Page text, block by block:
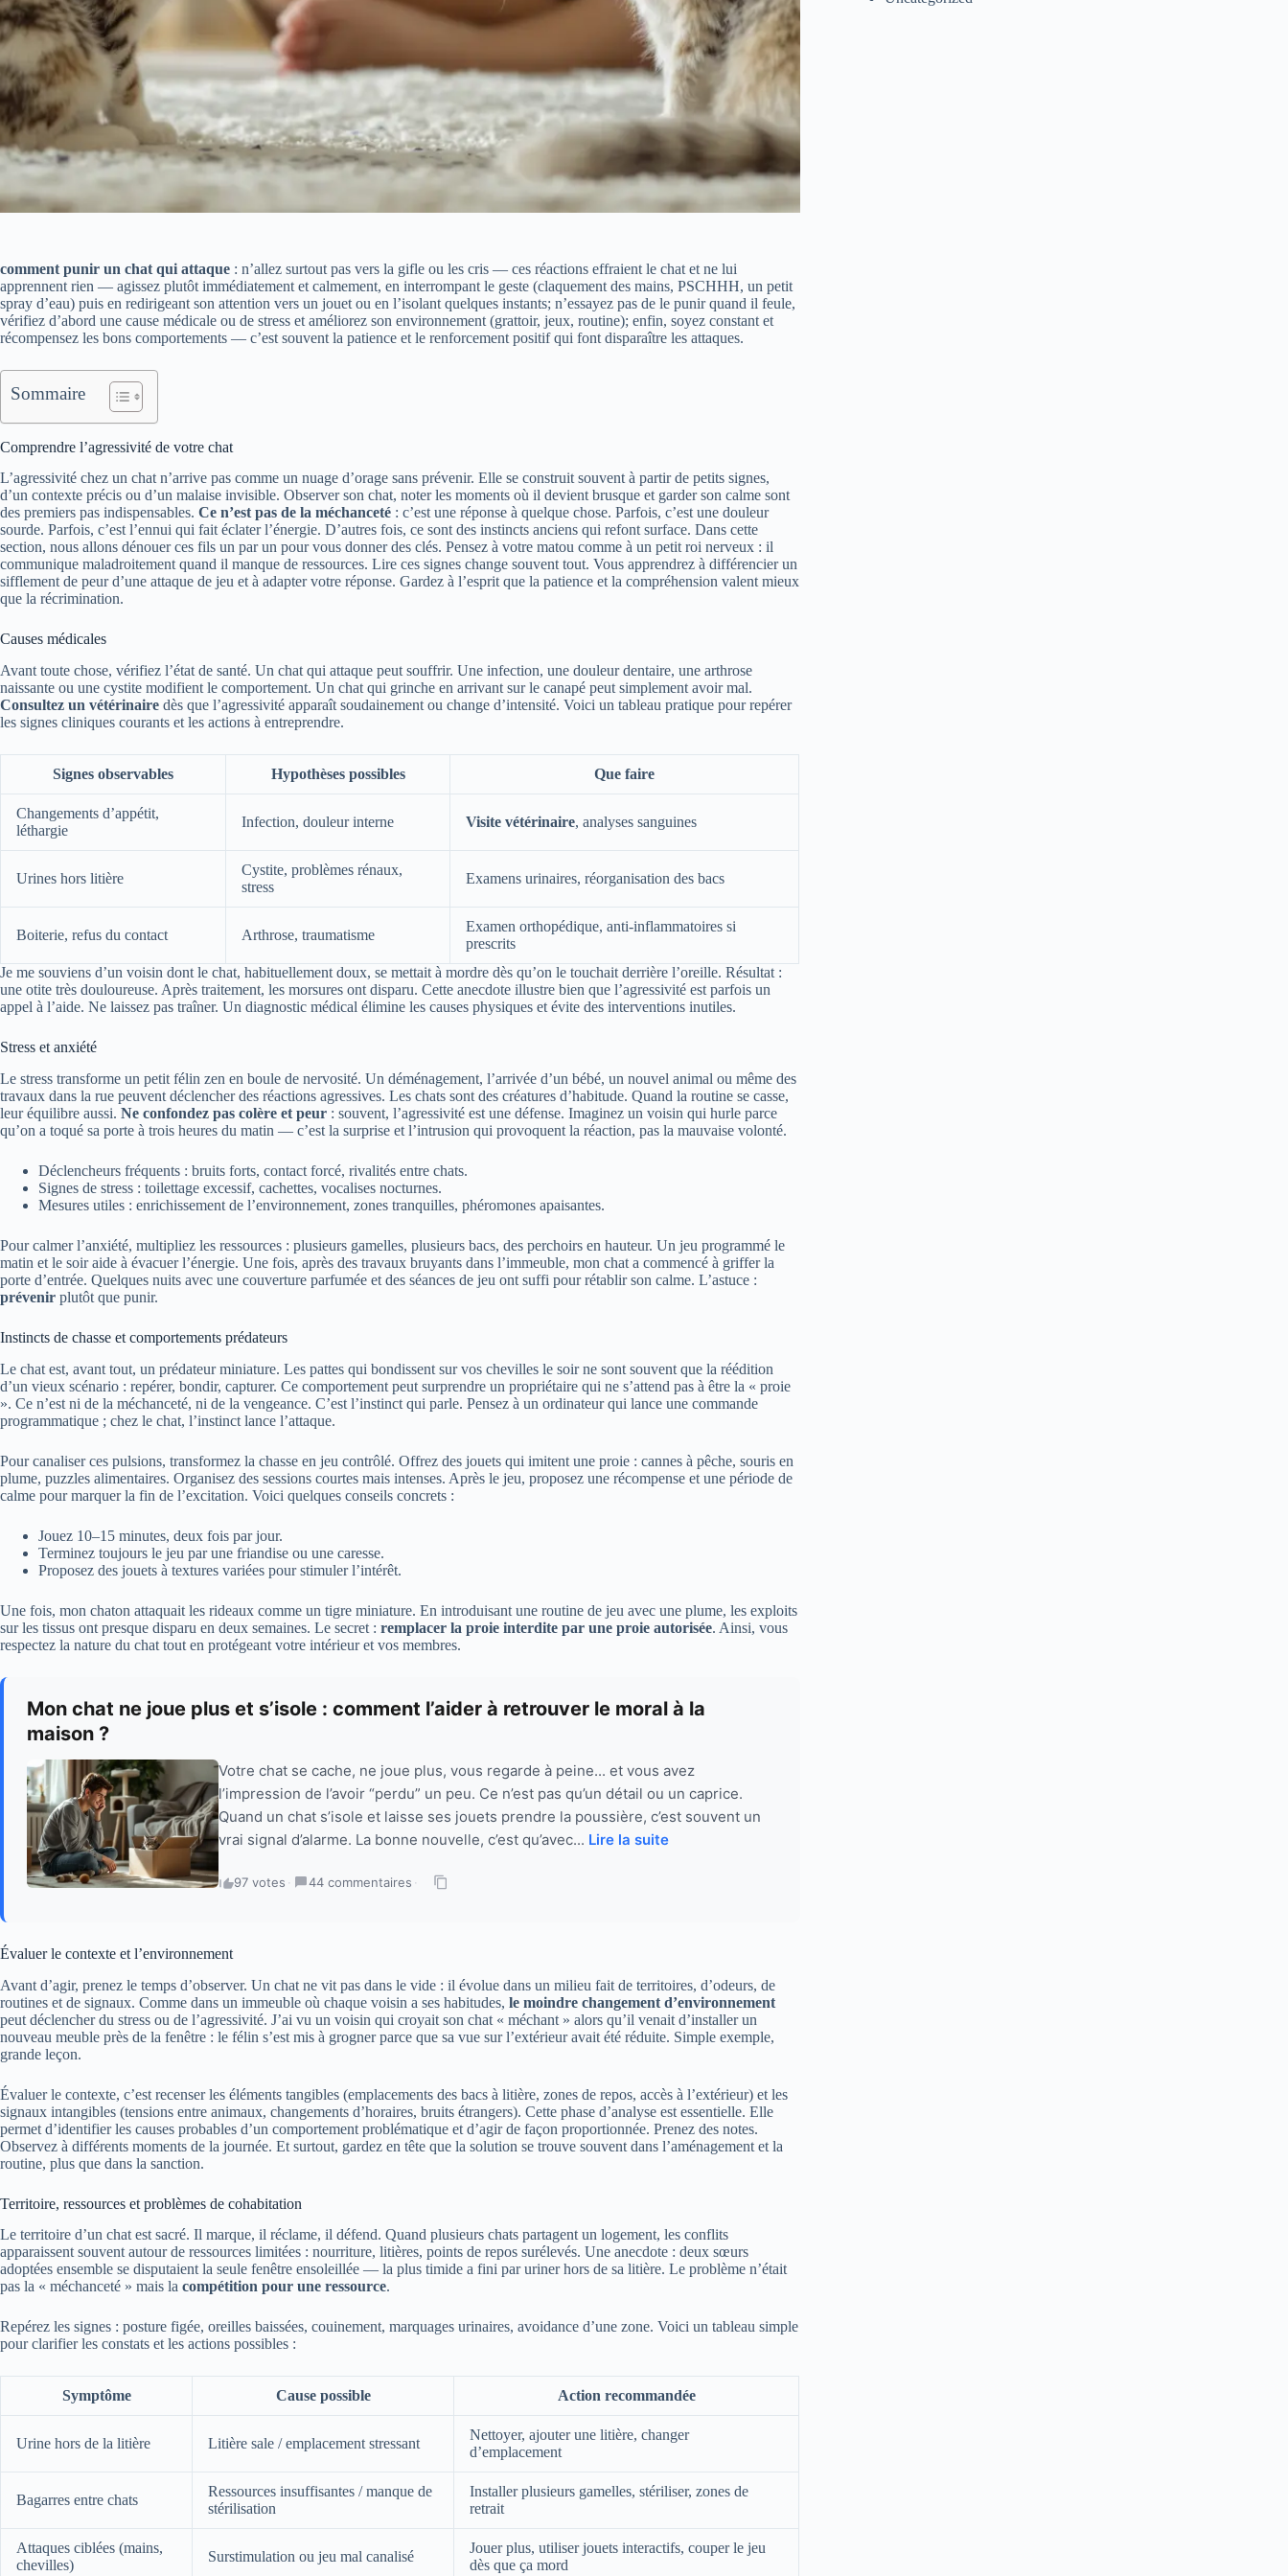
comment punir un chat qui attaque : n’allez surtout pas vers la gifle ou les cris — ces réactions effraient le chat et ne lui
apprennent rien — agissez plutôt immédiatement et calmement, en interrompant le geste (claquement des mains, PSCHHH, un petit
spray d’eau) puis en redirigeant son attention vers un jouet ou en l’isolant quelques instants; n’essayez pas de le punir quand il feule,
vérifiez d’abord une cause médicale ou de stress et améliorez son environnement (grattoir, jeux, routine); enfin, soyez constant et
récompensez les bons comportements — c’est souvent la patience et le renforcement positif qui font disparaître les attaques.
Sommaire
Comprendre l’agressivité de votre chat
L’agressivité chez un chat n’arrive pas comme un nuage d’orage sans prévenir. Elle se construit souvent à partir de petits signes,
d’un contexte précis ou d’un malaise invisible. Observer son chat, noter les moments où il devient brusque et garder son calme sont
des premiers pas indispensables. Ce n’est pas de la méchanceté : c’est une réponse à quelque chose. Parfois, c’est une douleur
sourde. Parfois, c’est l’ennui qui fait éclater l’énergie. D’autres fois, ce sont des instincts anciens qui refont surface. Dans cette
section, nous allons dénouer ces fils un par un pour vous donner des clés. Pensez à votre matou comme à un petit roi nerveux : il
communique maladroitement quand il manque de ressources. Lire ces signes change souvent tout. Vous apprendrez à différencier un
sifflement de peur d’une attaque de jeu et à adapter votre réponse. Gardez à l’esprit que la patience et la compréhension valent mieux
que la récrimination.
Causes médicales
Avant toute chose, vérifiez l’état de santé. Un chat qui attaque peut souffrir. Une infection, une douleur dentaire, une arthrose
naissante ou une cystite modifient le comportement. Un chat qui grinche en arrivant sur le canapé peut simplement avoir mal.
Consultez un vétérinaire dès que l’agressivité apparaît soudainement ou change d’intensité. Voici un tableau pratique pour repérer
les signes cliniques courants et les actions à entreprendre.
Signes observables Hypothèses possibles Que faire
Changements d’appétit,
léthargie
Infection, douleur interne Visite vétérinaire, analyses sanguines
Urines hors litière
Cystite, problèmes rénaux,
stress
Examens urinaires, réorganisation des bacs
Boiterie, refus du contact Arthrose, traumatisme
Examen orthopédique, anti-inflammatoires si
prescrits
Je me souviens d’un voisin dont le chat, habituellement doux, se mettait à mordre dès qu’on le touchait derrière l’oreille. Résultat :
une otite très douloureuse. Après traitement, les morsures ont disparu. Cette anecdote illustre bien que l’agressivité est parfois un
appel à l’aide. Ne laissez pas traîner. Un diagnostic médical élimine les causes physiques et évite des interventions inutiles.
Stress et anxiété
Le stress transforme un petit félin zen en boule de nervosité. Un déménagement, l’arrivée d’un bébé, un nouvel animal ou même des
travaux dans la rue peuvent déclencher des réactions agressives. Les chats sont des créatures d’habitude. Quand la routine se casse,
leur équilibre aussi. Ne confondez pas colère et peur : souvent, l’agressivité est une défense. Imaginez un voisin qui hurle parce
qu’on a toqué sa porte à trois heures du matin — c’est la surprise et l’intrusion qui provoquent la réaction, pas la mauvaise volonté.
Déclencheurs fréquents : bruits forts, contact forcé, rivalités entre chats.
Signes de stress : toilettage excessif, cachettes, vocalises nocturnes.
Mesures utiles : enrichissement de l’environnement, zones tranquilles, phéromones apaisantes.
Pour calmer l’anxiété, multipliez les ressources : plusieurs gamelles, plusieurs bacs, des perchoirs en hauteur. Un jeu programmé le
matin et le soir aide à évacuer l’énergie. Une fois, après des travaux bruyants dans l’immeuble, mon chat a commencé à griffer la
porte d’entrée. Quelques nuits avec une couverture parfumée et des séances de jeu ont suffi pour rétablir son calme. L’astuce :
prévenir plutôt que punir.
Instincts de chasse et comportements prédateurs
Le chat est, avant tout, un prédateur miniature. Les pattes qui bondissent sur vos chevilles le soir ne sont souvent que la réédition
d’un vieux scénario : repérer, bondir, capturer. Ce comportement peut surprendre un propriétaire qui ne s’attend pas à être la « proie
». Ce n’est ni de la méchanceté, ni de la vengeance. C’est l’instinct qui parle. Pensez à un ordinateur qui lance une commande
programmatique ; chez le chat, l’instinct lance l’attaque.
Pour canaliser ces pulsions, transformez la chasse en jeu contrôlé. Offrez des jouets qui imitent une proie : cannes à pêche, souris en
plume, puzzles alimentaires. Organisez des sessions courtes mais intenses. Après le jeu, proposez une récompense et une période de
calme pour marquer la fin de l’excitation. Voici quelques conseils concrets :
Jouez 10–15 minutes, deux fois par jour.
Terminez toujours le jeu par une friandise ou une caresse.
Proposez des jouets à textures variées pour stimuler l’intérêt.
Une fois, mon chaton attaquait les rideaux comme un tigre miniature. En introduisant une routine de jeu avec une plume, les exploits
sur les tissus ont presque disparu en deux semaines. Le secret : remplacer la proie interdite par une proie autorisée. Ainsi, vous
respectez la nature du chat tout en protégeant votre intérieur et vos membres.
Mon chat ne joue plus et s’isole : comment l’aider à retrouver le moral à la
maison ?
Votre chat se cache, ne joue plus, vous regarde à peine... et vous avez
l’impression de l’avoir “perdu” un peu. Ce n’est pas qu’un détail ou un caprice.
Quand un chat s’isole et laisse ses jouets prendre la poussière, c’est souvent un
vrai signal d’alarme. La bonne nouvelle, c’est qu’avec... Lire la suite
97 votes · 44 commentaires ·
Évaluer le contexte et l’environnement
Avant d’agir, prenez le temps d’observer. Un chat ne vit pas dans le vide : il évolue dans un milieu fait de territoires, d’odeurs, de
routines et de signaux. Comme dans un immeuble où chaque voisin a ses habitudes, le moindre changement d’environnement
peut déclencher du stress ou de l’agressivité. J’ai vu un voisin qui croyait son chat « méchant » alors qu’il venait d’installer un
nouveau meuble près de la fenêtre : le félin s’est mis à grogner parce que sa vue sur l’extérieur avait été réduite. Simple exemple,
grande leçon.
Évaluer le contexte, c’est recenser les éléments tangibles (emplacements des bacs à litière, zones de repos, accès à l’extérieur) et les
signaux intangibles (tensions entre animaux, changements d’horaires, bruits étrangers). Cette phase d’analyse est essentielle. Elle
permet d’identifier les causes probables d’un comportement problématique et d’agir de façon proportionnée. Prenez des notes.
Observez à différents moments de la journée. Et surtout, gardez en tête que la solution se trouve souvent dans l’aménagement et la
routine, plus que dans la sanction.
Territoire, ressources et problèmes de cohabitation
Le territoire d’un chat est sacré. Il marque, il réclame, il défend. Quand plusieurs chats partagent un logement, les conflits
apparaissent souvent autour de ressources limitées : nourriture, litières, points de repos surélevés. Une anecdote : deux sœurs
adoptées ensemble se disputaient la seule fenêtre ensoleillée — la plus timide a fini par uriner hors de sa litière. Le problème n’était
pas la « méchanceté » mais la compétition pour une ressource.
Repérez les signes : posture figée, oreilles baissées, couinement, marquages urinaires, avoidance d’une zone. Voici un tableau simple
pour clarifier les constats et les actions possibles :
Symptôme Cause possible Action recommandée
Urine hors de la litière Litière sale / emplacement stressant
Nettoyer, ajouter une litière, changer
d’emplacement
Bagarres entre chats
Ressources insuffisantes / manque de
stérilisation
Installer plusieurs gamelles, stériliser, zones de
retrait
Attaques ciblées (mains,
chevilles)
Surstimulation ou jeu mal canalisé
Jouer plus, utiliser jouets interactifs, couper le jeu
dès que ça mord